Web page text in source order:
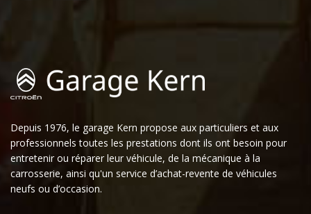
Depuis 1976, le garage Kern propose aux particuliers et aux
professionnels toutes les prestations dont ils ont besoin pour
entretenir ou réparer leur véhicule, de la mécanique à la
carrosserie, ainsi qu'un service d’achat-revente de véhicules
neufs ou d’occasion.